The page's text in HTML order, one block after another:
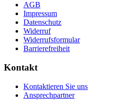
AGB
Impressum
Datenschutz
Widerruf
Widerrufsformular
Barrierefreiheit
Kontakt
Kontaktieren Sie uns
Ansprechpartner